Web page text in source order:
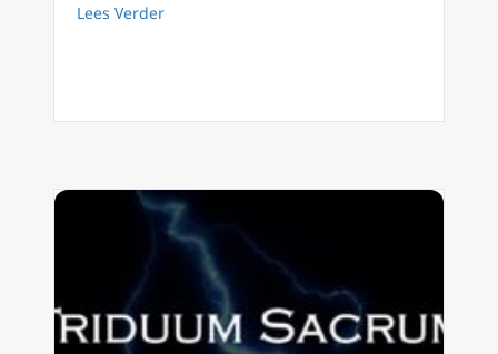
Lees Verderabout Triduum Sacrum 4/8 De Tweede Dag